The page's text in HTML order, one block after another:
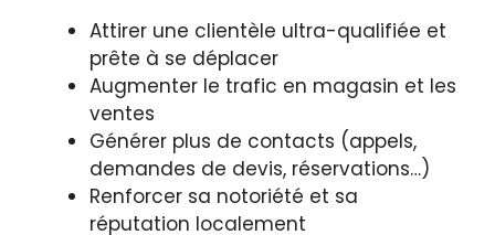
Attirer une clientèle ultra-qualifiée et
prête à se déplacer
Augmenter le trafic en magasin et les
ventes
Générer plus de contacts (appels,
demandes de devis, réservations…)
Renforcer sa notoriété et sa
réputation localement